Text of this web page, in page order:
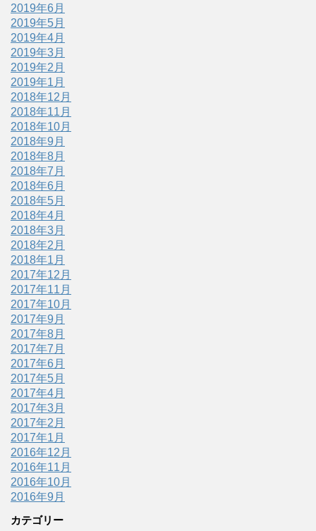
2019年6月
2019年5月
2019年4月
2019年3月
2019年2月
2019年1月
2018年12月
2018年11月
2018年10月
2018年9月
2018年8月
2018年7月
2018年6月
2018年5月
2018年4月
2018年3月
2018年2月
2018年1月
2017年12月
2017年11月
2017年10月
2017年9月
2017年8月
2017年7月
2017年6月
2017年5月
2017年4月
2017年3月
2017年2月
2017年1月
2016年12月
2016年11月
2016年10月
2016年9月
カテゴリー